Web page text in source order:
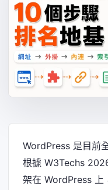
WordPress 是目前
根據 W3Techs
架在 WordPress 上